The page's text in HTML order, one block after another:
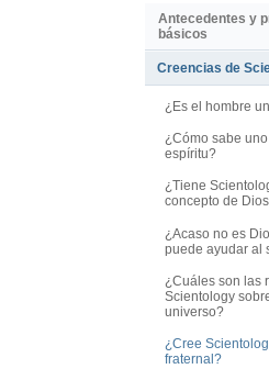
Antecedentes y
básicos
Creencias de
¿Es el hombre
¿Cómo sabe
espíritu?
¿Tiene
concepto de
¿Acaso no es
puede ayudar al
¿Cuáles son las
Scientology
universo?
¿Cree
fraternal?